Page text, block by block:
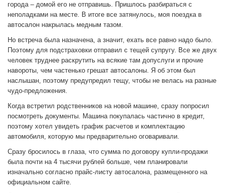
города – домой его не отправишь. Пришлось разбираться с
неполадками на месте. В итоге все затянулось, моя поездка в
автосалон накрылась медным тазом.
Но встреча была назначена, а значит, ехать все равно надо было.
Поэтому для подстраховки отправил с тещей супругу. Все же двух
человек труднее раскрутить на всякие там допуслуги и прочие
навороты, чем частенько грешат автосалоны. Я об этом был
наслышан, поэтому предупредил тещу, чтобы не велась на разные
чудо-предложения.
Когда встретил родственников на новой машине, сразу попросил
посмотреть документы. Машина покупалась частично в кредит,
поэтому хотел увидеть график расчетов и комплектацию
автомобиля, которую мы предварительно оговаривали.
Сразу бросилось в глаза, что сумма по договору купли-продажи
была почти на 4 тысячи рублей больше, чем планировали
изначально согласно прайс-листу автосалона, размещенного на
официальном сайте.